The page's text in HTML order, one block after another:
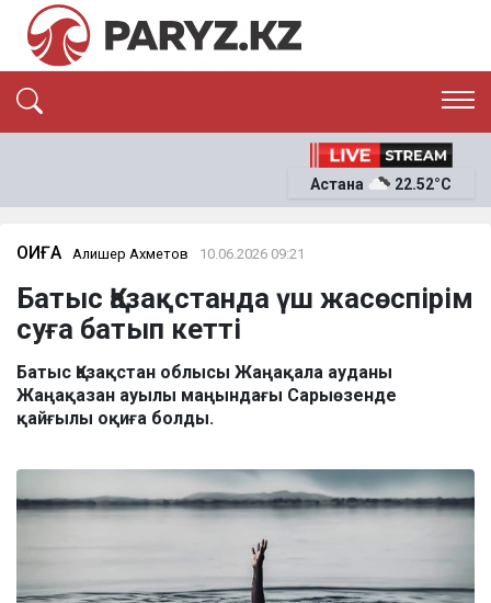
ЭКОНОМИКА
ОҚИҒА
News
Астана 22.52°C
ОҚИҒА Алишер Ахметов 10.06.2026 09:21
Батыс Қазақстанда үш жасөспірім
суға батып кетті
Батыс Қазақстан облысы Жаңақала ауданы
Жаңақазан ауылы маңындағы Сарыөзенде
қайғылы оқиға болды.